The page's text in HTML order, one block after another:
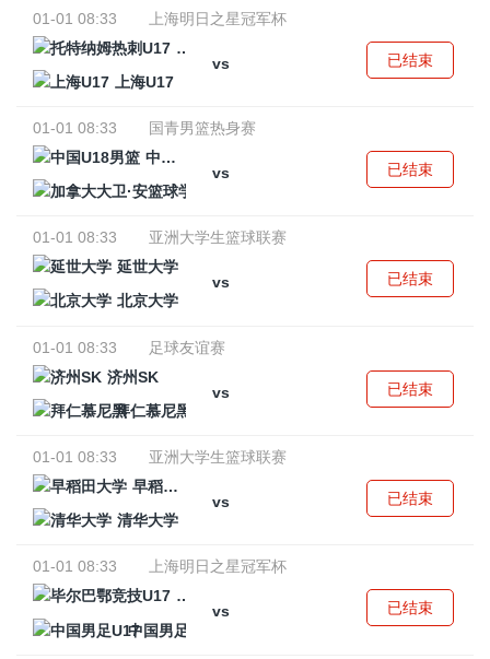
01-01 08:33
上海明日之星冠军杯
托特纳姆热刺U17
vs
上海U17
已结束
01-01 08:33
国青男篮热身赛
中国U18男篮
vs
已结束
01-01 08:33
亚洲大学生篮球联赛
延世大学
vs
北京大学
已结束
01-01 08:33
足球友谊赛
济州SK
vs
拜仁慕尼黑
已结束
01-01 08:33
亚洲大学生篮球联赛
早稻田大学
vs
清华大学
已结束
01-01 08:33
上海明日之星冠军杯
毕尔巴鄂竞技U17
vs
中国男足U17
已结束